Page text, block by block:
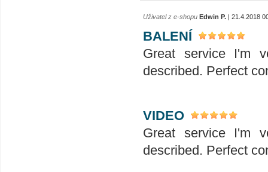
Uživatel z e-shopu Edwin P. | 21.4.2018
BALENÍ
Great service I'm
described. Perfect
VIDEO
Great service I'm
described. Perfect